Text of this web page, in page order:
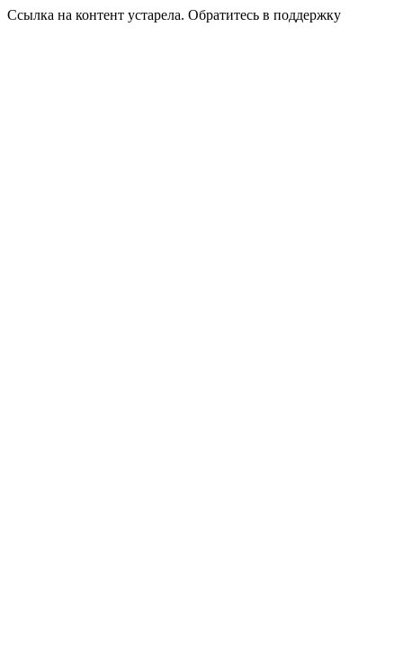
Ссылка на контент устарела. Обратитесь в поддержку